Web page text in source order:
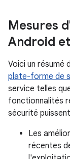
Mesures
Android
Voici un résumé
plate-forme de
service telles
fonctionnalités
sécurité
Les
récentes